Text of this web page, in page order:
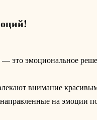
это эмоциональное
внимание
на эмоции